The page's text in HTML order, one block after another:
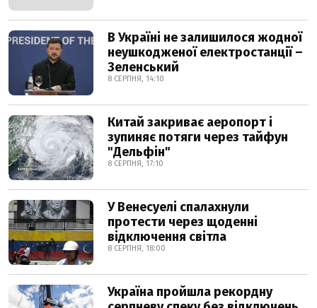
В Україні не залишилося жодної
неушкодженої електростанції –
Зеленський
8 СЕРПНЯ, 14:10
Китай закриває аеропорт і
зупиняє потяги через тайфун
"Дельфін"
8 СЕРПНЯ, 17:10
У Венесуелі спалахнули
протести через щоденні
відключення світла
8 СЕРПНЯ, 18:00
Україна пройшла рекордну